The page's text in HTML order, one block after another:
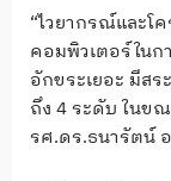
“ไวยากรณ์และโ
คอมพิวเตอร์ในก
อักขระเยอะ มีส
ถึง 4 ระดับ ในข
รศ.ดร.ธนารัตน์